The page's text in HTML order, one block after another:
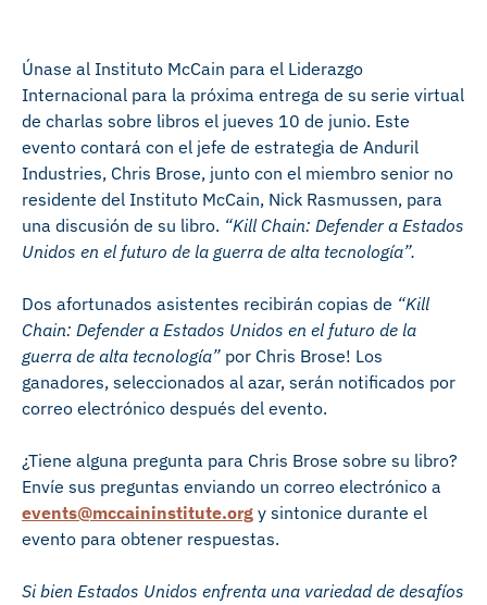
Únase al Instituto McCain para el Liderazgo
Internacional para la próxima entrega de su serie virtual
de charlas sobre libros el jueves 10 de junio. Este
evento contará con el jefe de estrategia de Anduril
Industries, Chris Brose, junto con el miembro senior no
residente del Instituto McCain, Nick Rasmussen, para
una discusión de su libro. “Kill Chain: Defender a Estados
Unidos en el futuro de la guerra de alta tecnología”.
Dos afortunados asistentes recibirán copias de “Kill
Chain: Defender a Estados Unidos en el futuro de la
guerra de alta tecnología” por Chris Brose! Los
ganadores, seleccionados al azar, serán notificados por
correo electrónico después del evento.
¿Tiene alguna pregunta para Chris Brose sobre su libro?
Envíe sus preguntas enviando un correo electrónico a
events@mccaininstitute.org y sintonice durante el
evento para obtener respuestas.
Si bien Estados Unidos enfrenta una variedad de desafíos